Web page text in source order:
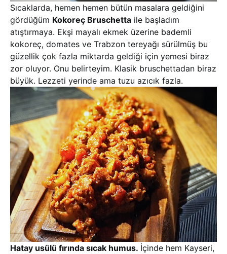
Sıcaklarda, hemen hemen bütün masalara geldiğini
gördüğüm Kokoreç Bruschetta ile başladım
atıştırmaya. Ekşi mayalı ekmek üzerine bademli
kokoreç, domates ve Trabzon tereyağı sürülmüş bu
güzellik çok fazla miktarda geldiği için yemesi biraz
zor oluyor. Onu belirteyim. Klasik bruschettadan biraz
büyük. Lezzeti yerinde ama tuzu azıcık fazla.
Hatay usülü fırında sıcak humus. İçinde hem Kayseri,